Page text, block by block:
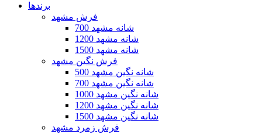
برندها
فرش مشهد
700 شانه مشهد
1200 شانه مشهد
1500 شانه مشهد
فرش نگین مشهد
500 شانه نگین مشهد
700 شانه نگین مشهد
1000 شانه نگین مشهد
1200 شانه نگین مشهد
1500 شانه نگین مشهد
فرش زمرد مشهد